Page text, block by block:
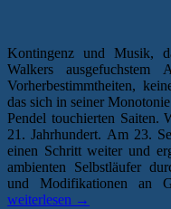
Kontingenz und Musik,
Walkers
Vorherbestimmtheiten,
das sich in seiner
Pendel touchierten Saiten.
21. Jahrhundert. Am 23.
einen Schritt weiter und
ambienten Selbstläufer
und Modifikationen an
weiterlesen →